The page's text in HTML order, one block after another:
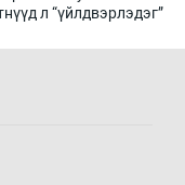
л “үйлдвэрлэдэг”